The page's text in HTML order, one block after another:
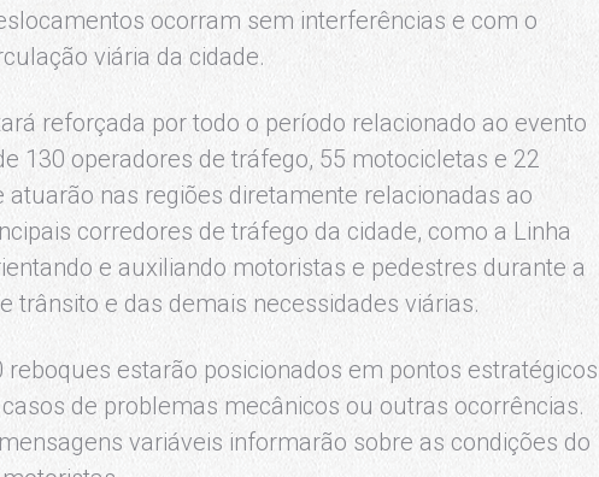
ocorram sem interferências e com o
viária da cidade.
reforçada por todo o período relacionado ao evento
130 operadores de tráfego, 55 motocicletas e 22
nas regiões diretamente relacionadas ao
corredores de tráfego da cidade, como a Linha
e auxiliando motoristas e pedestres durante a
trânsito e das demais necessidades viárias.
estarão posicionados em pontos estratégicos
de problemas mecânicos ou outras ocorrências.
variáveis informarão sobre as condições do